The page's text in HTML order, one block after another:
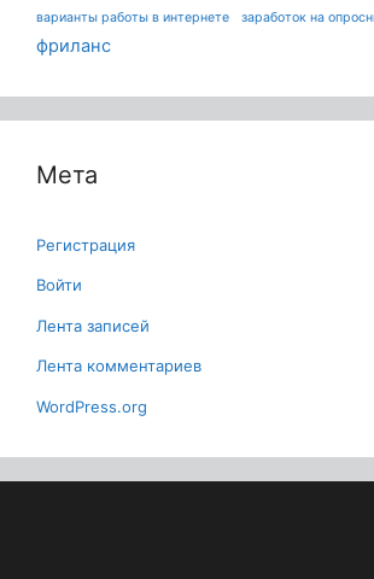
варианты работы в интернете
заработок на
фриланс
Мета
Регистрация
Войти
Лента записей
Лента комментариев
WordPress.org